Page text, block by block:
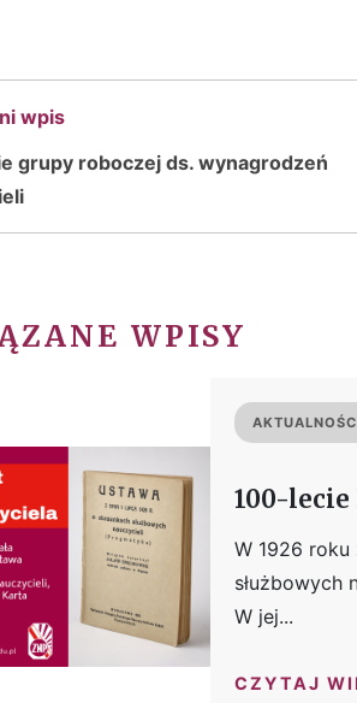
wpis
grupy roboczej ds. wynagrodzeń
WPISY
100-lecie
W 1926 roku
służbowych
W jej...
CZYTAJ